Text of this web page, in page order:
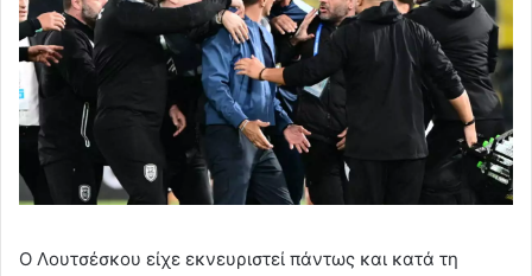
Ο Λουτσέσκου είχε εκνευριστεί πάντως και κατά τη